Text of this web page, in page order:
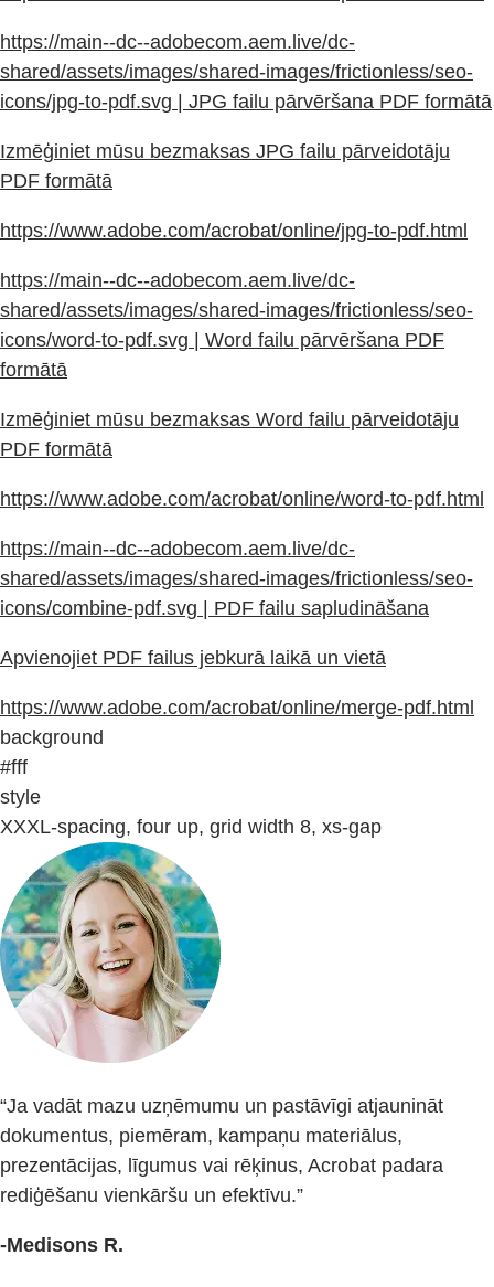
https://main--dc--adobecom.aem.live/dc-
shared/assets/images/shared-images/frictionless/seo-
icons/jpg-to-pdf.svg | JPG failu pārvēršana PDF formātā
Izmēģiniet mūsu bezmaksas JPG failu pārveidotāju
PDF formātā
https://www.adobe.com/acrobat/online/jpg-to-pdf.html
https://main--dc--adobecom.aem.live/dc-
shared/assets/images/shared-images/frictionless/seo-
icons/word-to-pdf.svg | Word failu pārvēršana PDF
formātā
Izmēģiniet mūsu bezmaksas Word failu pārveidotāju
PDF formātā
https://www.adobe.com/acrobat/online/word-to-pdf.html
https://main--dc--adobecom.aem.live/dc-
shared/assets/images/shared-images/frictionless/seo-
icons/combine-pdf.svg | PDF failu sapludināšana
Apvienojiet PDF failus jebkurā laikā un vietā
https://www.adobe.com/acrobat/online/merge-pdf.html
background
#fff
style
XXXL-spacing, four up, grid width 8, xs-gap
“Ja vadāt mazu uzņēmumu un pastāvīgi atjaunināt
dokumentus, piemēram, kampaņu materiālus,
prezentācijas, līgumus vai rēķinus, Acrobat padara
rediģēšanu vienkāršu un efektīvu.”
-Medisons R.